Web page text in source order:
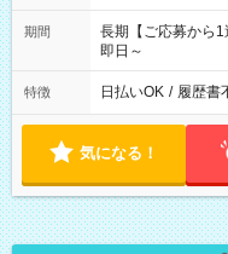
期間
長期【ご応募から1
即日～
特徴 日払いOK / 履歴書
気になる！